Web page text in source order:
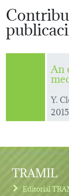
An
Y.
2015
TRAMIL
Editorial